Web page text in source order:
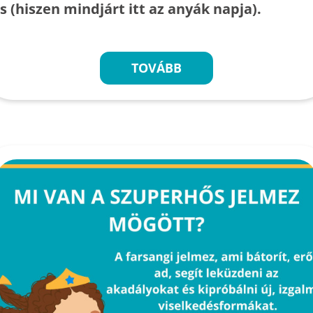
(hiszen mindjárt itt az anyák napja).
TOVÁBB